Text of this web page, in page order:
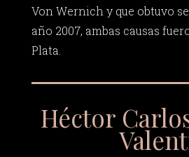
Von Wernich y que obtuvo
año 2007, ambas causas
Plata.
Héctor